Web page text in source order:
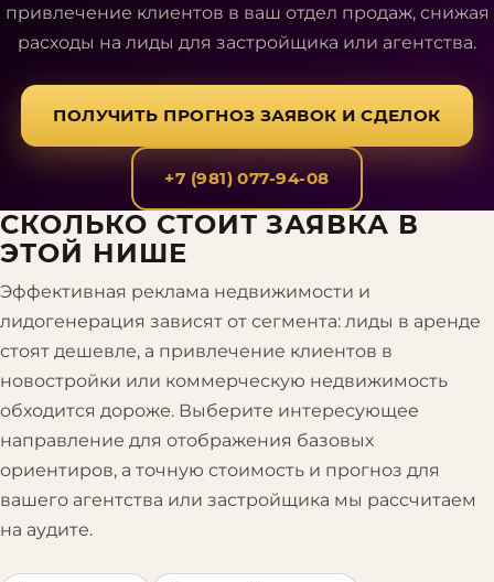
привлечение клиентов в ваш отдел продаж, снижая
расходы на лиды для застройщика или агентства.
ПОЛУЧИТЬ ПРОГНОЗ ЗАЯВОК И СДЕЛОК
+7 (981) 077-94-08
СКОЛЬКО СТОИТ ЗАЯВКА В
ЭТОЙ НИШЕ
Эффективная реклама недвижимости и
лидогенерация зависят от сегмента: лиды в аренде
стоят дешевле, а привлечение клиентов в
новостройки или коммерческую недвижимость
обходится дороже. Выберите интересующее
направление для отображения базовых
ориентиров, а точную стоимость и прогноз для
вашего агентства или застройщика мы рассчитаем
на аудите.